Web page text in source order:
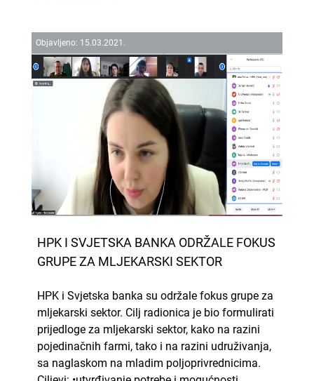
Objavljeno: 15.03.2021.
HPK I SVJETSKA BANKA ODRŽALE FOKUS
GRUPE ZA MLJEKARSKI SEKTOR
HPK i Svjetska banka su održale fokus grupe za
mljekarski sektor. Cilj radionica je bio formulirati
prijedloge za mljekarski sektor, kako na razini
pojedinačnih farmi, tako i na razini udruživanja,
sa naglaskom na mladim poljoprivrednicima.